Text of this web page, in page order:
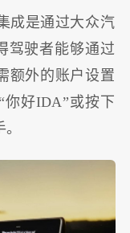
成是通过大众汽
驾驶者能够通过
额外的账户设置
好IDA”或按下